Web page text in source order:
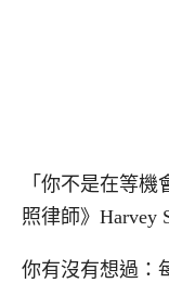
「你不是在等
照律師》Harvey
你有沒有想過：